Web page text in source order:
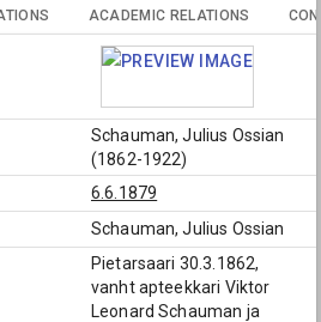
ACADEMIC RELATIONS
Schauman, Julius Ossian
(1862-1922)
6.6.1879
Schauman, Julius Ossian
Pietarsaari 30.3.1862,
vanht apteekkari Viktor
Leonard Schauman ja